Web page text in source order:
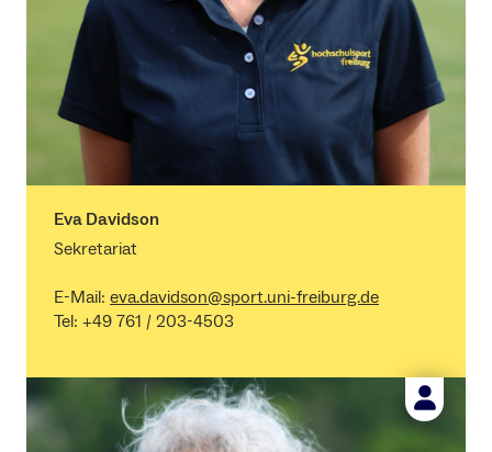
Eva Davidson
Sekretariat
E-Mail: eva.davidson@sport.uni-freiburg.de
Tel: +49 761 / 203-4503